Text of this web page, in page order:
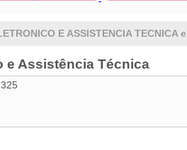
E ASSISTENCIA TECNICA
e Assistência Técnica